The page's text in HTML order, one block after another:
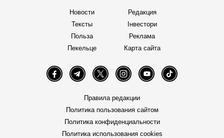
Новости
Тексты
Польза
Пекельце
Редакция
Інвестори
Реклама
Карта сайта
FacebookTelegramTwitter InstagramYouTube TikTok
Правила редакции
Политика пользования сайтом
Политика конфиденциальности
Политика использования cookies